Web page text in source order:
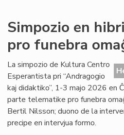
Simpozio en
pro funebra
La simpozio de Kultura Centro
Esperantista pri “Andragogio
kaj didaktiko”, 1-3 majo 2026 en
parte telematike pro funebra
Bertil Nilsson; duono de la
precipe en intervjua formo.